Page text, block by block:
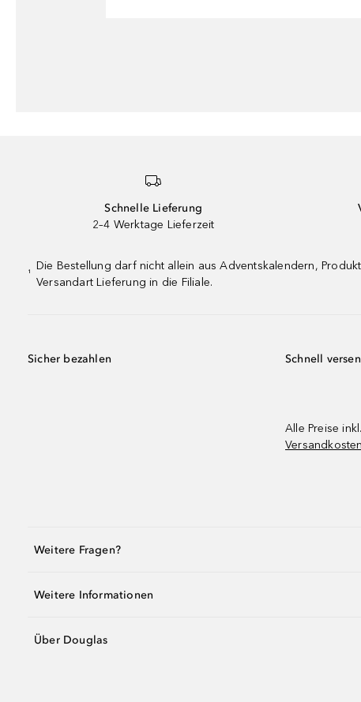
Schnelle Lieferung
2–4 Werktage Lieferzeit
¹
Die Bestellung darf nicht allein aus Adventskalendern,
Versandart Lieferung in die Filiale.
Sicher bezahlen Schnell
Alle Preise
Weitere Fragen?
Weitere Informationen
Über Douglas